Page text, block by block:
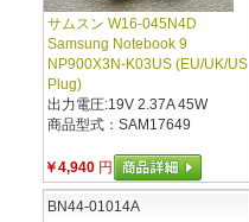
サムスン W16-045N4D
Samsung Notebook 9
NP900X3N-K03US (EU/UK/US
Plug)
出力電圧:19V 2.37A 45W
商品型式：SAM17649
￥4,940 円
BN44-01014A